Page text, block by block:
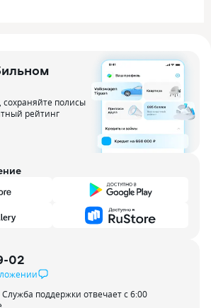
полисы
рейтинг
02
Служба поддержки отвечает с 6:00